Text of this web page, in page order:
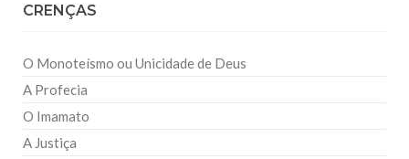
CRENÇAS
O Monoteísmo ou Unicidade de Deus
A Profecia
O Imamato
A Justiça